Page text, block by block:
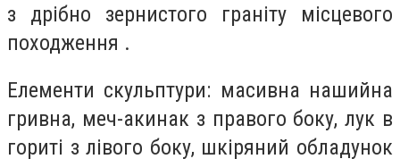
з дрібно зернистого граніту місцевого
походження .
Елементи скульптури: масивна нашийна
гривна, меч-акинак з правого боку, лук в
гориті з лівого боку, шкіряний обладунок